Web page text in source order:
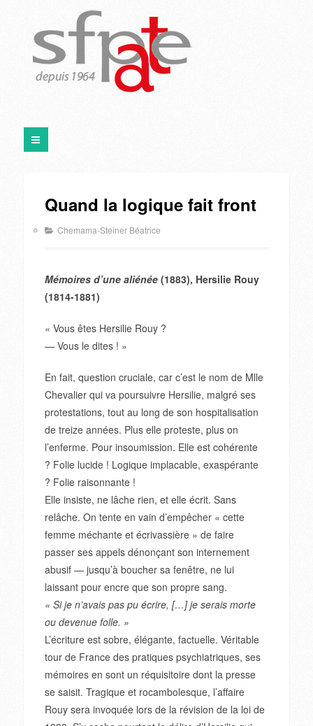
Quand la logique fait front
Chemama-Steiner Béatrice
Mémoires d’une aliénée (1883), Hersilie Rouy
(1814-1881)
« Vous êtes Hersilie Rouy ?
— Vous le dites ! »
En fait, question cruciale, car c’est le nom de Mlle
Chevalier qui va poursuivre Hersilie, malgré ses
protestations, tout au long de son hospitalisation
de treize années. Plus elle proteste, plus on
l’enferme. Pour insoumission. Elle est cohérente
? Folie lucide ! Logique implacable, exaspérante
? Folie raisonnante !
Elle insiste, ne lâche rien, et elle écrit. Sans
relâche. On tente en vain d’empêcher « cette
femme méchante et écrivassière » de faire
passer ses appels dénonçant son internement
abusif — jusqu’à boucher sa fenêtre, ne lui
laissant pour encre que son propre sang.
« Si je n’avais pas pu écrire, […] je serais morte
ou devenue folle. »
L’écriture est sobre, élégante, factuelle. Véritable
tour de France des pratiques psychiatriques, ses
mémoires en sont un réquisitoire dont la presse
se saisit. Tragique et rocambolesque, l’affaire
Rouy sera invoquée lors de la révision de la loi de